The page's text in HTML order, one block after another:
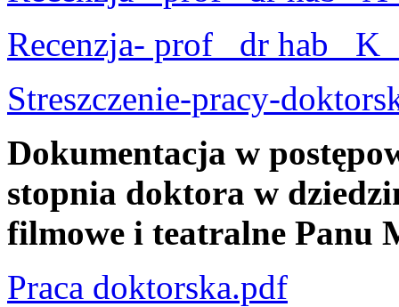
Recenzja- prof_ dr hab_
Streszczenie-pracy-
Dokumentacja w
stopnia doktora w
filmowe i teatralne Panu
Praca doktorska.pdf